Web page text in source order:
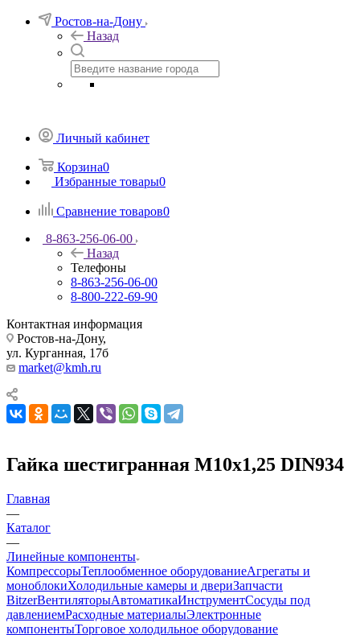
Ростов-на-Дону
Назад
Личный кабинет
Корзина0
Избранные товары0
Сравнение товаров0
8-863-256-06-00
Назад
Телефоны
8-863-256-06-00
8-800-222-69-90
Контактная информация
Ростов-на-Дону,
ул. Курганная, 17б
market@kmh.ru
Гайка шестигранная М10х1,25 DIN934
Главная
—
Каталог
—
Линейные компоненты
КомпрессорыТеплообменное оборудованиеАгрегаты и
моноблокиХолодильные камеры и двериЗапчасти
BitzerВентиляторыАвтоматикаИнструментСосуды под
давлениемРасходные материалыЭлектронные
компонентыТорговое холодильное оборудование